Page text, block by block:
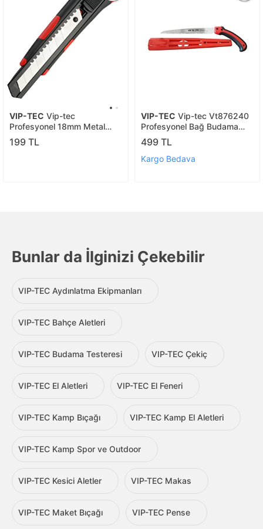
VIP-TEC Vip-tec
Profesyonel 18mm Metal
Maket Bıçağı Yerli Üretim
199 TL
VIP-TEC Vip-tec Vt876240
Profesyonel Bağ Budama
Testeresi 240mm
499 TL
Kargo Bedava
Bunlar da İlginizi Çekebilir
VIP-TEC Aydınlatma Ekipmanları
VIP-TEC Bahçe Aletleri
VIP-TEC Budama Testeresi VIP-TEC Çekiç
VIP-TEC El Aletleri VIP-TEC El Feneri
VIP-TEC Kamp Bıçağı VIP-TEC Kamp El Aletleri
VIP-TEC Kamp Spor ve Outdoor
VIP-TEC Kesici Aletler VIP-TEC Makas
VIP-TEC Maket Bıçağı VIP-TEC Pense